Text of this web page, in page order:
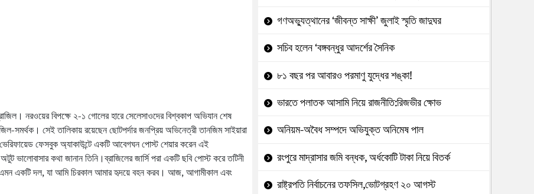
নরওয়ের বিপক্ষে ২-১ গোলের হারে সেলেসাওদের বিশ্বকাপ অভিযান শেষ
সমর্থক। সেই তালিকায় রয়েছেন ছোটপর্দার জনপ্রিয় অভিনেত্রী তানজিম সাইয়ারা
ফেসবুক অ্যাকাউন্টে একটি আবেগঘন পোস্ট শেয়ার করেন এই
ভালোবাসার কথা জানান তিনি।ব্রাজিলের জার্সি পরা একটি ছবি পোস্ট করে তটিনী
একটি দল, যা আমি চিরকাল আমার হৃদয়ে বহন করব। আজ, আগামীকাল এবং
গণঅভ্যুত্থানের ‘জীবন্ত সাক্ষী’ জুলাই স্মৃতি জাদুঘর
সচিব হলেন ‘বঙ্গবন্ধুর আদর্শের সৈনিক
৮১ বছর পর আবারও পরমাণু যুদ্ধের শঙ্কা!
ভারতে পলাতক আসামি নিয়ে রাজনীতি:রিজভীর ক্ষোভ
অনিয়ম-অবৈধ সম্পদে অভিযুক্ত অনিমেষ পাল
রংপুরে মাদ্রাসার জমি বন্ধক, অর্ধকোটি টাকা নিয়ে বিতর্ক
রাষ্ট্রপতি নির্বাচনের তফসিল,ভোটগ্রহণ ২০ আগস্ট